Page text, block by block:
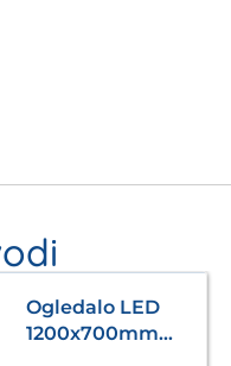
Ogledalo LED
1200x700mm